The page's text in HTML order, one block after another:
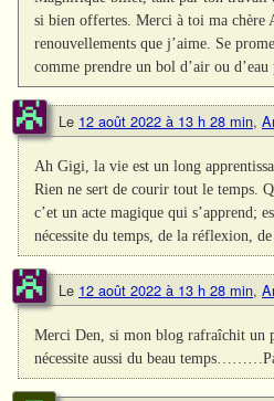
si bien offertes. Merci à toi ma chère
renouvellements que j’aime. Se
comme prendre un bol d’air ou
Le 12 août 2022 à 13 h 28 min,
Ah Gigi, la vie est un long
Rien ne sert de courir tout le temps.
c’et un acte magique qui s’apprend;
nécessite du temps, de la réflexion,
Le 12 août 2022 à 13 h 28 min,
Merci Den, si mon blog rafraîchit un
nécessite aussi du beau